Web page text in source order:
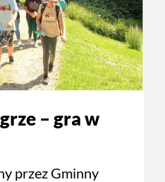
– gra w
przez Gminny